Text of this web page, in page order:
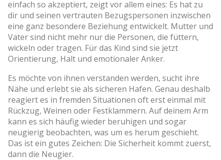
einfach so akzeptiert, zeigt vor allem eines: Es hat zu
dir und seinen vertrauten Bezugspersonen inzwischen
eine ganz besondere Beziehung entwickelt. Mutter und
Vater sind nicht mehr nur die Personen, die füttern,
wickeln oder tragen. Für das Kind sind sie jetzt
Orientierung, Halt und emotionaler Anker.
Es möchte von ihnen verstanden werden, sucht ihre
Nähe und erlebt sie als sicheren Hafen. Genau deshalb
reagiert es in fremden Situationen oft erst einmal mit
Rückzug, Weinen oder Festklammern. Auf deinem Arm
kann es sich häufig wieder beruhigen und sogar
neugierig beobachten, was um es herum geschieht.
Das ist ein gutes Zeichen: Die Sicherheit kommt zuerst,
dann die Neugier.